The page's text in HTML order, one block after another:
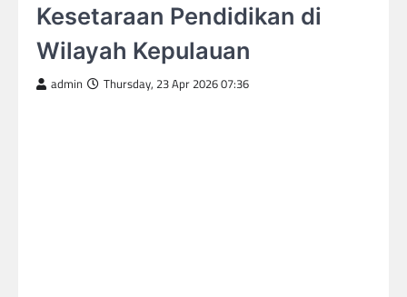
Kesetaraan Pendidikan di
Wilayah Kepulauan
admin Thursday, 23 Apr 2026 07:36